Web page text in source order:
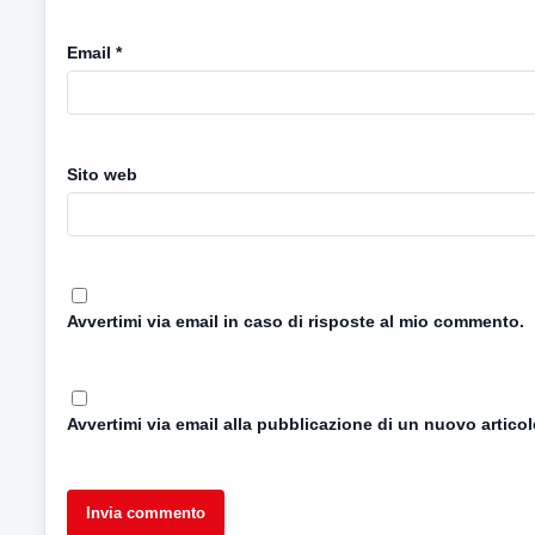
Email *
Sito web
Avvertimi via email in caso di risposte al mio commento.
Avvertimi via email alla pubblicazione di un nuovo